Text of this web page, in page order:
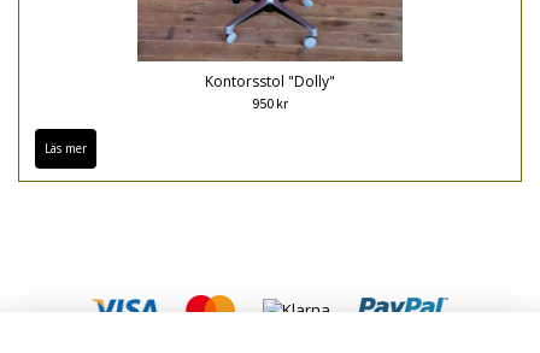
Kontorsstol "Dolly"
950 kr
Läs mer